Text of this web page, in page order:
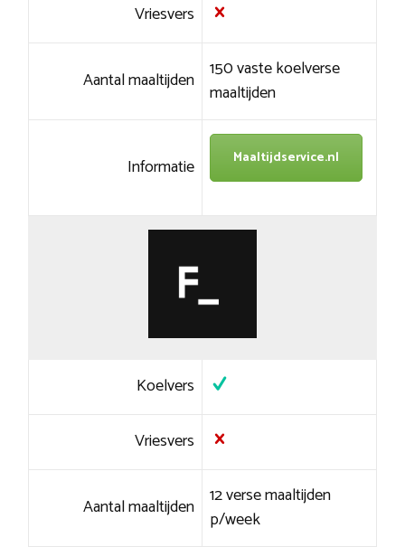
Vriesvers
Aantal maaltijden 150 vaste koelverse
maaltijden
Informatie Maaltijdservice.nl
Koelvers
Vriesvers
Aantal maaltijden 12 verse maaltijden
p/week